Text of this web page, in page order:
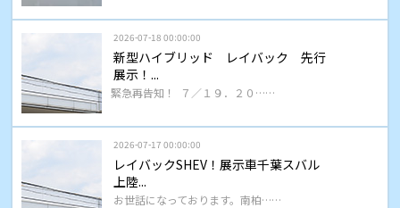
2026-07-18 00:00:00
新型ハイブリッド レイバック 先行
展示！...
緊急再告知！ ７／１９．２０……
2026-07-17 00:00:00
レイバックSHEV！展示車千葉スバル
上陸...
お世話になっております。南柏……